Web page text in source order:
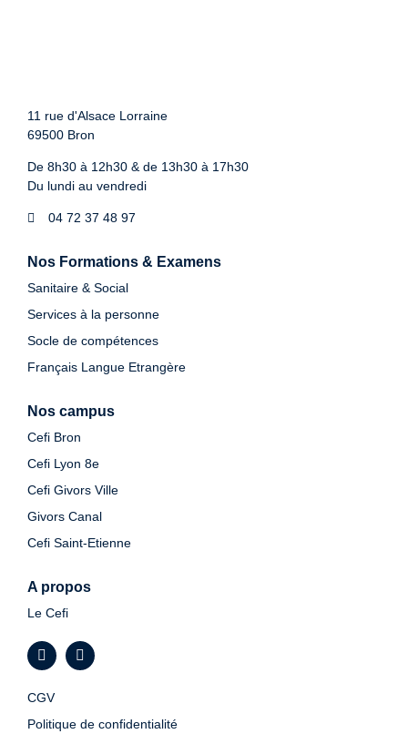
11 rue d'Alsace Lorraine
69500 Bron
De 8h30 à 12h30 & de 13h30 à 17h30
Du lundi au vendredi
04 72 37 48 97
Nos Formations & Examens
Sanitaire & Social
Services à la personne
Socle de compétences
Français Langue Etrangère
Nos campus
Cefi Bron
Cefi Lyon 8e
Cefi Givors Ville
Givors Canal
Cefi Saint-Etienne
A propos
Le Cefi
CGV
Politique de confidentialité